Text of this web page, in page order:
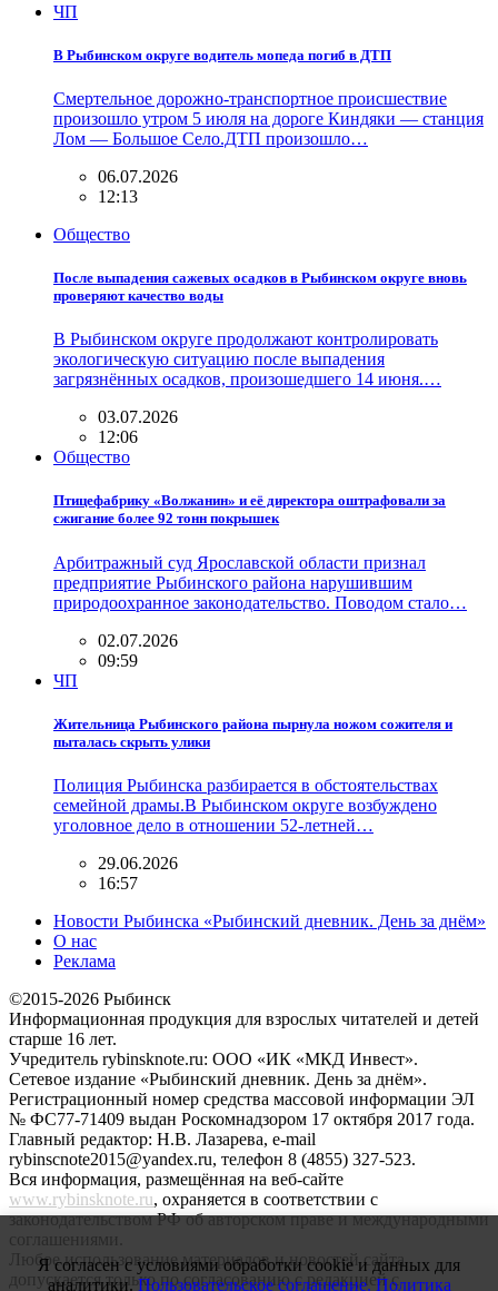
ЧП
В Рыбинском округе водитель мопеда погиб в ДТП
Смертельное дорожно-транспортное происшествие
произошло утром 5 июля на дороге Киндяки — станция
Лом — Большое Село.ДТП произошло…
06.07.2026
12:13
Общество
После выпадения сажевых осадков в Рыбинском округе вновь
проверяют качество воды
В Рыбинском округе продолжают контролировать
экологическую ситуацию после выпадения
загрязнённых осадков, произошедшего 14 июня.…
03.07.2026
12:06
Общество
Птицефабрику «Волжанин» и её директора оштрафовали за
сжигание более 92 тонн покрышек
Арбитражный суд Ярославской области признал
предприятие Рыбинского района нарушившим
природоохранное законодательство. Поводом стало…
02.07.2026
09:59
ЧП
Жительница Рыбинского района пырнула ножом сожителя и
пыталась скрыть улики
Полиция Рыбинска разбирается в обстоятельствах
семейной драмы.В Рыбинском округе возбуждено
уголовное дело в отношении 52-летней…
29.06.2026
16:57
Новости Рыбинска «Рыбинский дневник. День за днём»
О нас
Реклама
©2015-2026 Рыбинск
Информационная продукция для взрослых читателей и детей
старше 16 лет.
Учредитель rybinsknote.ru: ООО «ИК «МКД Инвест».
Сетевое издание «Рыбинский дневник. День за днём».
Регистрационный номер средства массовой информации ЭЛ
№ ФС77-71409 выдан Роскомнадзором 17 октября 2017 года.
Главный редактор: Н.В. Лазарева, e-mail
rybinscnote2015@yandex.ru, телефон 8 (4855) 327-523.
Вся информация, размещённая на веб-сайте
www.rybinsknote.ru, охраняется в соответствии с
законодательством РФ об авторском праве и международными
соглашениями.
Любое использование материалов и новостей сайта
допускается только по согласованию с редакцией с
Я согласен с условиями обработки cookie и данных для
аналитики. Пользовательское соглашение. Политика